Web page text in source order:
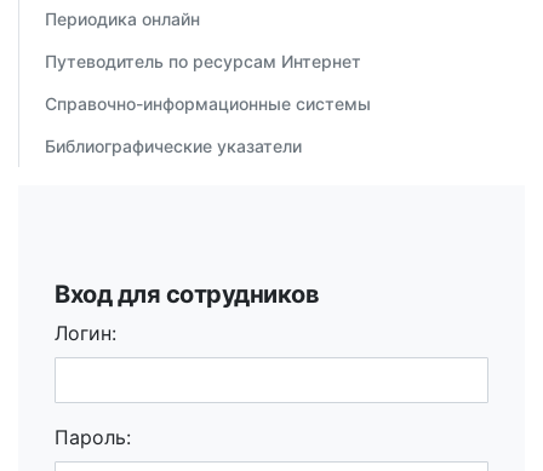
Периодика онлайн
Путеводитель по ресурсам Интернет
Справочно-информационные системы
Библиографические указатели
Вход для сотрудников
Логин:
Пароль: